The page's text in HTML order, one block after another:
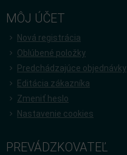
MÔJ ÚČET
Nová registrácia
Oblúbené položky
Predchádzajúce objednávky
Editácia zákazníka
Zmeniť heslo
Nastavenie cookies
PREVÁDZKOVATEĽ